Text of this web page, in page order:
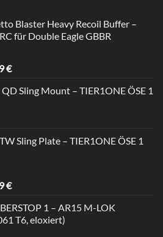
Blaster Heavy Recoil Buffer –
für Double Eagle GBBR
€Current
is:
QD Sling Mount – TIER1ONE ÖSE 1
Sling Plate – TIER1ONE ÖSE 1
€.
€Current
is:
24,99 €.
1 – AR15 M-LOK
T6, eloxiert)